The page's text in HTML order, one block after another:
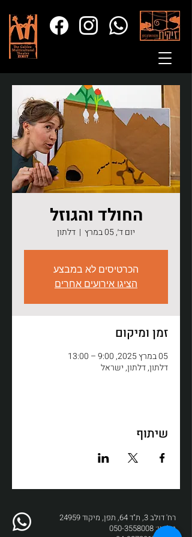
החולד והגוזל
יום ד׳, 05 במרץ
  |
דלתון
הכרטיסים לא במבצע
הציגו אירועים אחרים
זמן ומיקום
05 במרץ 2025, 9:00 – 13:00
דלתון, דלתון, ישראל
שיתוף
רח' דולב 3, ת"ד 64, תפן, מיקוד 24959
טלפון:050-3558008